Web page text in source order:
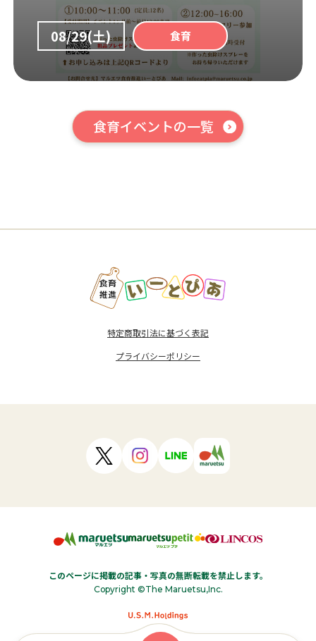
08/29(土) 食育
食育イベントの一覧
特定商取引法に基づく表記
プライバシーポリシー
このページに掲載の記事・写真の無断転載を禁止します。
Copyright ©The Maruetsu,Inc.